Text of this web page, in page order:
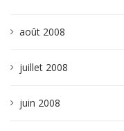
août 2008
juillet 2008
juin 2008